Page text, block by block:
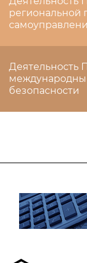
региональной
Деятельность
безопасности